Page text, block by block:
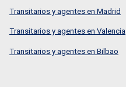
Transitarios y agentes en Madrid
Transitarios y agentes en Valencia
Transitarios y agentes en Bilbao